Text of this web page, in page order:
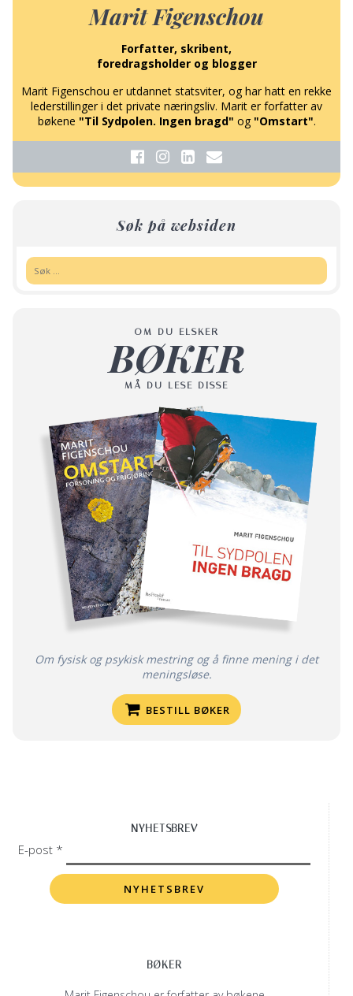
Marit Figenschou
Forfatter, skribent,
foredragsholder og blogger
Marit Figenschou er utdannet statsviter, og har hatt en rekke
lederstillinger i det private næringsliv. Marit er forfatter av
bøkene "Til Sydpolen. Ingen bragd" og "Omstart".
Søk på websiden
OM DU ELSKER
BØKER
MÅ DU LESE DISSE
Om fysisk og psykisk mestring og å finne mening i det
meningsløse.
BESTILL BØKER
NYHETSBREV
E-post *
BØKER